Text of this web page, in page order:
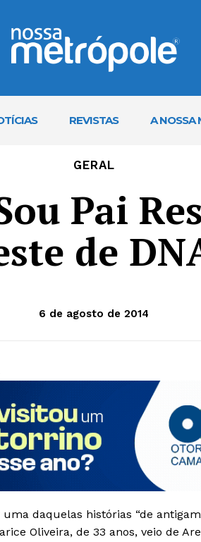
REVISTAS A NOSSA
GERAL
Pai
de
6 de agosto de 2014
daquelas histórias “de
Oliveira, de 33 anos, veio de